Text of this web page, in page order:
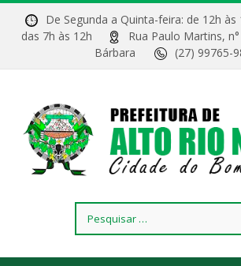
De Segunda a Quinta-feira: de 12h às
das 7h às 12h
Rua Paulo Martins,
Bárbara
(27) 99765-
por: